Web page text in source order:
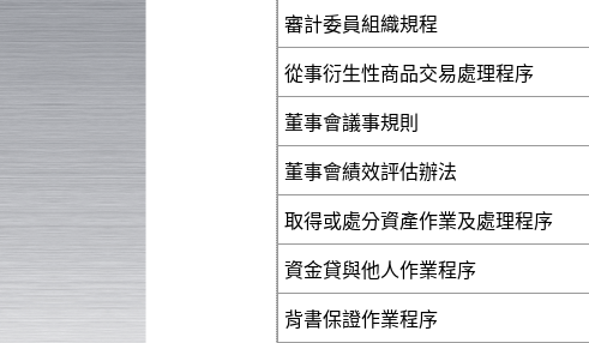
審計委員組織規程
從事衍生性商品交易處理程序
董事會議事規則
董事會績效評估辦法
取得或處分資產作業及處理程序
資金貸與他人作業程序
背書保證作業程序